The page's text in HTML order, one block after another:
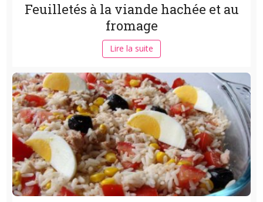
Feuilletés à la viande hachée et au
fromage
Lire la suite